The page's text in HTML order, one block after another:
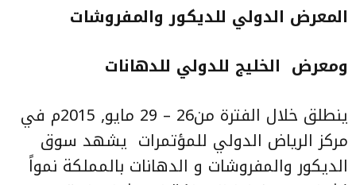
المعرض الدولي للديكور والمفروشات
ومعرض الخليج للدولي للدهانات
ينطلق خلال الفترة من26 – 29 مايو, 2015م في
مركز الرياض الدولي للمؤتمرات يشهد سوق
الديكور والمفروشات و الدهانات بالمملكة نمواً